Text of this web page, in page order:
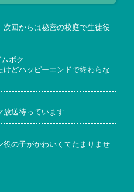
次回からは秘密の校庭で生徒役
ボク
どハッピーエンドで終わらな
放送待っています
の子がかわいくてたまりませ